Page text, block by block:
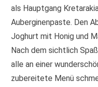
als Hauptgang
Auberginenpaste. Den
Joghurt mit Honig und
Nach dem sichtlich
alle an einer
zubereitete Menü